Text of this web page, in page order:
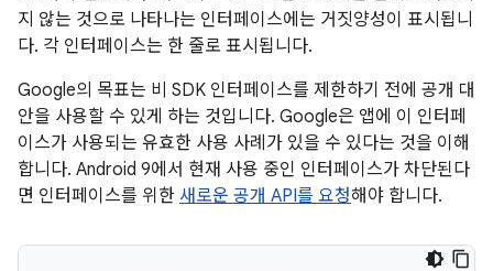
지 않는 것으로 나타나는 인터페이스에는 거짓양성이 표시됩니
다. 각 인터페이스는 한 줄로 표시됩니다.
Google의 목표는 비 SDK 인터페이스를 제한하기 전에 공개 대
안을 사용할 수 있게 하는 것입니다. Google은 앱에 이 인터페
이스가 사용되는 유효한 사용 사례가 있을 수 있다는 것을 이해
합니다. Android 9에서 현재 사용 중인 인터페이스가 차단된다
면 인터페이스를 위한 새로운 공개 API를 요청해야 합니다.